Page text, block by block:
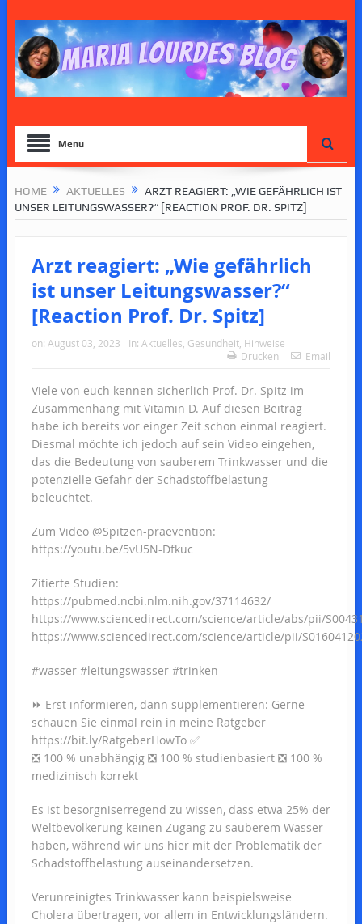
Menu
HOME AKTUELLES
ARZT REAGIERT: „WIE GEFÄHRLICH IST
UNSER LEITUNGSWASSER?“ [REACTION PROF. DR. SPITZ]
Arzt reagiert: „Wie gefährlich
ist unser Leitungswasser?“
[Reaction Prof. Dr. Spitz]
on: August 03, 2023 In: Aktuelles, Gesundheit, Hinweise
Drucken
Email
Viele von euch kennen sicherlich Prof. Dr. Spitz im
Zusammenhang mit Vitamin D. Auf diesen Beitrag
habe ich bereits vor einger Zeit schon einmal reagiert.
Diesmal möchte ich jedoch auf sein Video eingehen,
das die Bedeutung von sauberem Trinkwasser und die
potenzielle Gefahr der Schadstoffbelastung
beleuchtet.
Zum Video @Spitzen-praevention:
https://youtu.be/5vU5N-Dfkuc
Zitierte Studien:
https://pubmed.ncbi.nlm.nih.gov/37114632/
https://www.sciencedirect.com/science/article/abs/pii/
https://www.sciencedirect.com/science/article/pii/
#wasser #leitungswasser #trinken
⏩ Erst informieren, dann supplementieren: Gerne
schauen Sie einmal rein in meine Ratgeber
https://bit.ly/RatgeberHowTo ✅
❎ 100 % unabhängig ❎ 100 % studienbasiert ❎ 100 %
medizinisch korrekt
Es ist besorgniserregend zu wissen, dass etwa 25% der
Weltbevölkerung keinen Zugang zu sauberem Wasser
haben, während wir uns hier mit der Problematik der
Schadstoffbelastung auseinandersetzen.
Verunreinigtes Trinkwasser kann beispielsweise
Cholera übertragen, vor allem in Entwicklungsländern.